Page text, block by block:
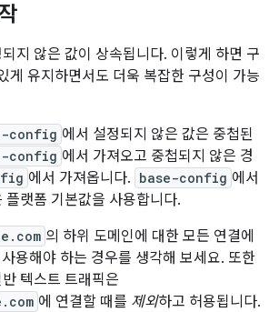
지 않은 값이 상속됩니다. 이렇게 하면 구
게 유지하면서도 더욱 복잡한 구성이 가능
config 에서 설정되지 않은 값은 중첩된
config 에서 가져오고 중첩되지 않은 경
에서 가져옵니다. base-config 에서
플랫폼 기본값을 사용합니다.
의 하위 도메인에 대한 모든 연결에
용해야 하는 경우를 생각해 보세요. 또한
텍스트 트래픽은
에 연결할 때를 제외하고 허용됩니다.